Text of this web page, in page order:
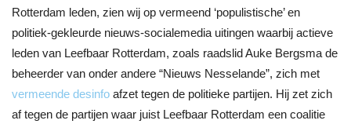
Rotterdam leden, zien wij op vermeend ‘populistische’ en
politiek-gekleurde nieuws-socialemedia uitingen waarbij actieve
leden van Leefbaar Rotterdam, zoals raadslid Auke Bergsma de
beheerder van onder andere “Nieuws Nesselande”, zich met
vermeende desinfo afzet tegen de politieke partijen. Hij zet zich
af tegen de partijen waar juist Leefbaar Rotterdam een coalitie